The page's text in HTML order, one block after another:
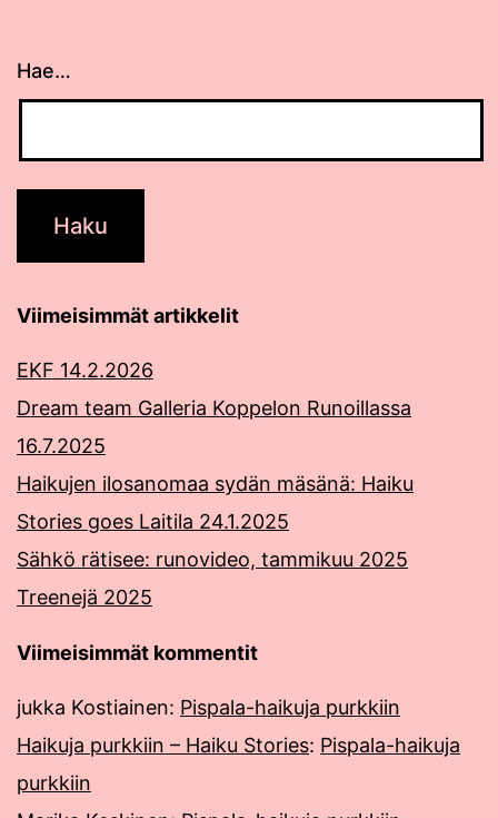
Hae…
Viimeisimmät artikkelit
EKF 14.2.2026
Dream team Galleria Koppelon Runoillassa
16.7.2025
Haikujen ilosanomaa sydän mäsänä: Haiku
Stories goes Laitila 24.1.2025
Sähkö rätisee: runovideo, tammikuu 2025
Treenejä 2025
Viimeisimmät kommentit
jukka Kostiainen: Pispala-haikuja purkkiin
Haikuja purkkiin – Haiku Stories: Pispala-haikuja
purkkiin